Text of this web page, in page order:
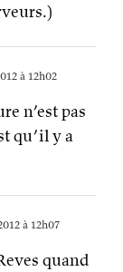
à 12h02
n’est pas
qu’il y a
à 12h07
quand